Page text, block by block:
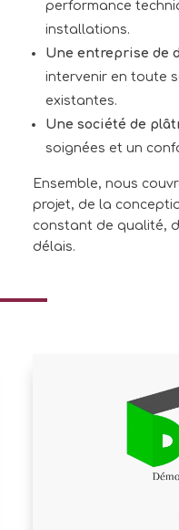
performance
installations.
Une entreprise de
intervenir en toute
existantes.
Une société de
soignées et un
Ensemble, nous
projet, de la
constant de qualité,
délais.